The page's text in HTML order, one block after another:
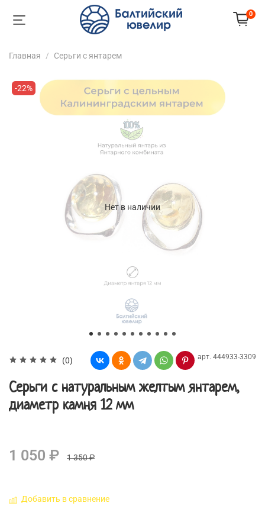
0
Главная Серьги с янтарем
Нет в наличии
-22%
(0) арт. 444933-3309
Серьги с натуральным желтым янтарем,
диаметр камня 12 мм
1 050 ₽ 1 350 ₽
Добавить в сравнение